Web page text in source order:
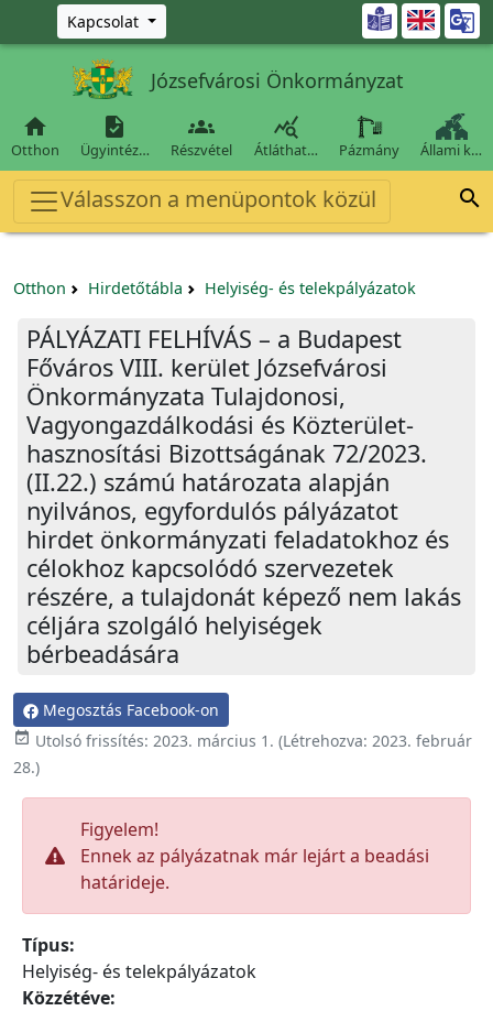
Ugrás a fő tartalomra
Kapcsolat 
Józsefvárosi Önkormányzat

Otthon

Ügyintéz…

Részvétel

Átláthat… Pázmány Állami k…
Válasszon a menüpontok közül 
Otthon Hirdetőtábla Helyiség- és telekpályázatok
PÁLYÁZATI FELHÍVÁS – a Budapest
Főváros VIII. kerület Józsefvárosi
Önkormányzata Tulajdonosi,
Vagyongazdálkodási és Közterület-
hasznosítási Bizottságának 72/2023.
(II.22.) számú határozata alapján
nyilvános, egyfordulós pályázatot
hirdet önkormányzati feladatokhoz és
célokhoz kapcsolódó szervezetek
részére, a tulajdonát képező nem lakás
céljára szolgáló helyiségek
bérbeadására
Megosztás Facebook-on
 Utolsó frissítés: 2023. március 1. (Létrehozva: 2023. február
28.)
Figyelem!
Ennek az pályázatnak már lejárt a beadási
határideje.
Típus:
Helyiség- és telekpályázatok
Közzétéve: